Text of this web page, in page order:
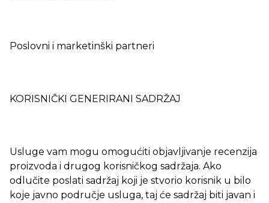
Poslovni i marketinški partneri
KORISNIČKI GENERIRANI SADRŽAJ
Usluge vam mogu omogućiti objavljivanje recenzija
proizvoda i drugog korisničkog sadržaja. Ako
odlučite poslati sadržaj koji je stvorio korisnik u bilo
koje javno područje usluga, taj će sadržaj biti javan i